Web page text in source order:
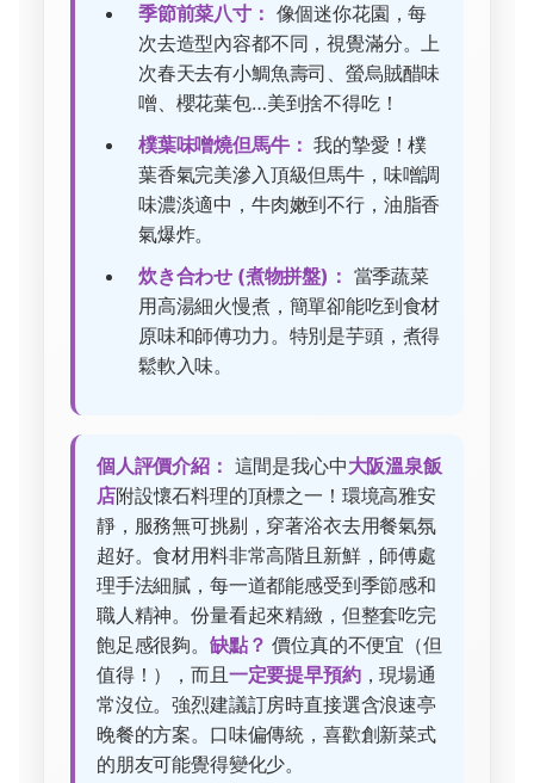
季節前菜八寸： 像個迷你花園，每
次去造型內容都不同，視覺滿分。上
次春天去有小鯛魚壽司、螢烏賊醋味
噌、櫻花葉包…美到捨不得吃！
樸葉味噌燒但馬牛： 我的摯愛！樸
葉香氣完美滲入頂級但馬牛，味噌調
味濃淡適中，牛肉嫩到不行，油脂香
氣爆炸。
炊き合わせ (煮物拼盤)： 當季蔬菜
用高湯細火慢煮，簡單卻能吃到食材
原味和師傅功力。特別是芋頭，煮得
鬆軟入味。
個人評價介紹： 這間是我心中大阪溫泉飯
店附設懷石料理的頂標之一！環境高雅安
靜，服務無可挑剔，穿著浴衣去用餐氣氛
超好。食材用料非常高階且新鮮，師傅處
理手法細膩，每一道都能感受到季節感和
職人精神。份量看起來精緻，但整套吃完
飽足感很夠。 缺點？ 價位真的不便宜（但
值得！），而且 一定要提早預約，現場通
常沒位。強烈建議訂房時直接選含浪速亭
晚餐的方案。口味偏傳統，喜歡創新菜式
的朋友可能覺得變化少。